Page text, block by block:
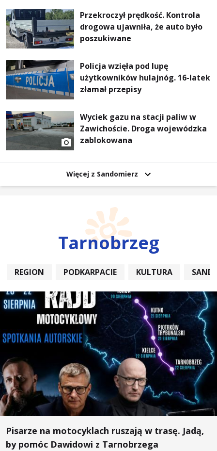
Przekroczył prędkość. Kontrola
drogowa ujawniła, że auto było
poszukiwane
Policja wzięła pod lupę
użytkowników hulajnóg. 16-latek
złamał przepisy
Wyciek gazu na stacji paliw w
Zawichoście. Droga wojewódzka
zablokowana
Więcej z Sandomierz
Tarnobrzeg
REGION PODKARPACIE KULTURA
Pisarze na motocyklach ruszają w trasę. Jadą,
by pomóc Dawidowi z Tarnobrzega